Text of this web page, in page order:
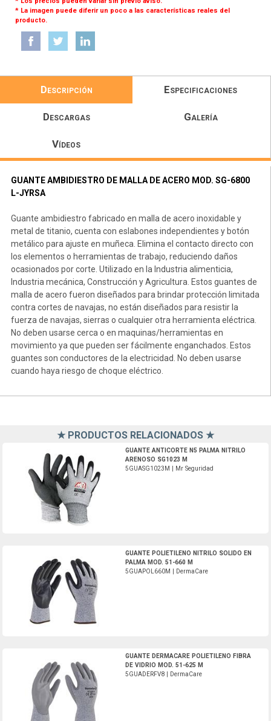
* La imagen puede diferir un poco a las características reales del
producto.
Descripción Especificaciones
Descargas Galería
Vídeos
GUANTE AMBIDIESTRO DE MALLA DE ACERO MOD. SG-6800
L-JYRSA
Guante ambidiestro fabricado en malla de acero inoxidable y
metal de titanio, cuenta con eslabones independientes y botón
metálico para ajuste en muñeca. Elimina el contacto directo con
los elementos o herramientas de trabajo, reduciendo daños
ocasionados por corte. Utilizado en la Industria alimenticia,
Industria mecánica, Construcción y Agricultura. Estos guantes de
malla de acero fueron diseñados para brindar protección limitada
contra cortes de navajas, no están diseñados para resistir la
fuerza de navajas, sierras o cualquier otra herramienta eléctrica.
No deben usarse cerca o en maquinas/herramientas en
movimiento ya que pueden ser fácilmente enganchados. Estos
guantes son conductores de la electricidad. No deben usarse
cuando haya riesgo de choque eléctrico.
★ PRODUCTOS RELACIONADOS ★
GUANTE ANTICORTE N5 PALMA NITRILO
ARENOSO SG1023 M
5GUASG1023M | Mr Seguridad
GUANTE POLIETILENO NITRILO SOLIDO EN
PALMA MOD. 51-660 M
5GUAPOL660M | DermaCare
GUANTE DERMACARE POLIETILENO FIBRA
DE VIDRIO MOD. 51-625 M
5GUADERFV8 | DermaCare